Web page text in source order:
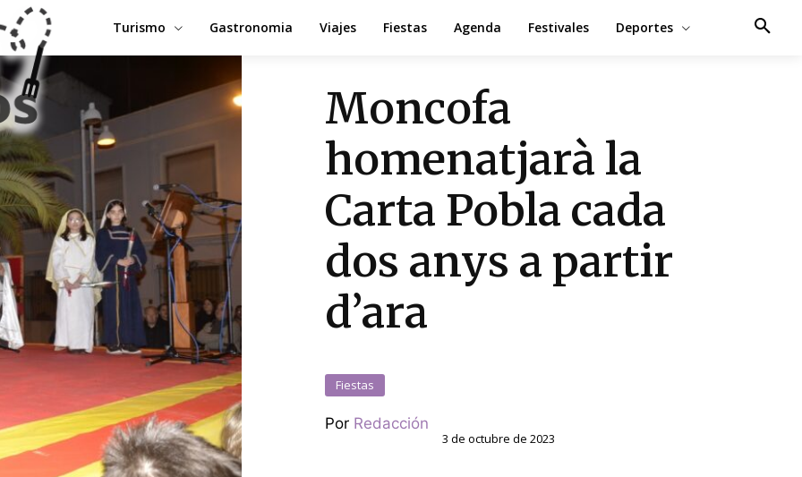
Turismo Gastronomia Viajes Fiestas Agenda Festivales Deportes
Moncofa
homenatjarà la
Carta Pobla cada
dos anys a partir
d’ara
Fiestas
Por Redacción
3 de octubre de 2023